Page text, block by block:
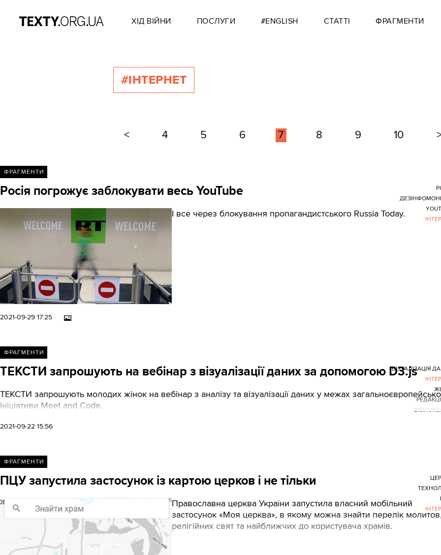
ХІД ВІЙНИ ПОСЛУГИ #ENGLISH СТАТТІ ФРАГМЕНТИ
#ІНТЕРНЕТ
< 4 5 6 7 8 9 10
ФРАГМЕНТИ
Росія погрожує заблокувати весь YouTube
І все через блокування пропагандистського Russia Today.
2021-09-29 17:25
ФРАГМЕНТИ
ТЕКСТИ запрошують на вебінар з візуалізації даних за допомогою D3.js
ТЕКСТИ запрошують молодих жінок на вебінар з аналізу та візуалізації даних у межах
ініціативи Meet and Code.
2021-09-22 15:56
ВІЗУАЛІЗАЦІЯ
ФРАГМЕНТИ
ПЦУ запустила застосунок із картою церков і не тільки
Православна церква України запустила власний мобільний
застосунок «Моя церква», в якому можна знайти перелік
релігійних свят та найближчих до користувача храмів.